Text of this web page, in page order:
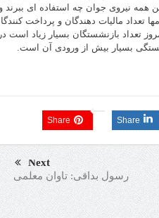
همه نیروی جوان چه استفاده ای ببرند
مالیات دهندگان و پرداخت
تعداد بازنشستگان بسیار زیاد است در
بسیار بیش از ورودی آن است.
Share
Share
Next
رسول بداقی: تاوان معلمی